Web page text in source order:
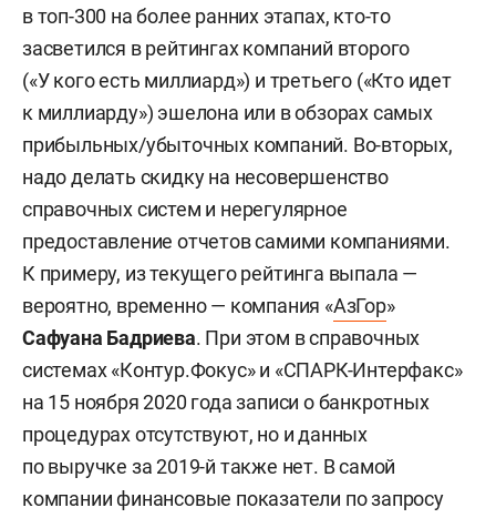
в топ-300 на более ранних этапах, кто-то
засветился в рейтингах компаний второго
(«У кого есть миллиард») и третьего («Кто идет
к миллиарду») эшелона или в обзорах самых
прибыльных/убыточных компаний. Во-вторых,
надо делать скидку на несовершенство
справочных систем и нерегулярное
предоставление отчетов самими компаниями.
К примеру, из текущего рейтинга выпала —
вероятно, временно — компания «АзГор»
Сафуана Бадриева. При этом в справочных
системах «Контур.Фокус» и «СПАРК-Интерфакс»
на 15 ноября 2020 года записи о банкротных
процедурах отсутствуют, но и данных
по выручке за 2019-й также нет. В самой
компании финансовые показатели по запросу